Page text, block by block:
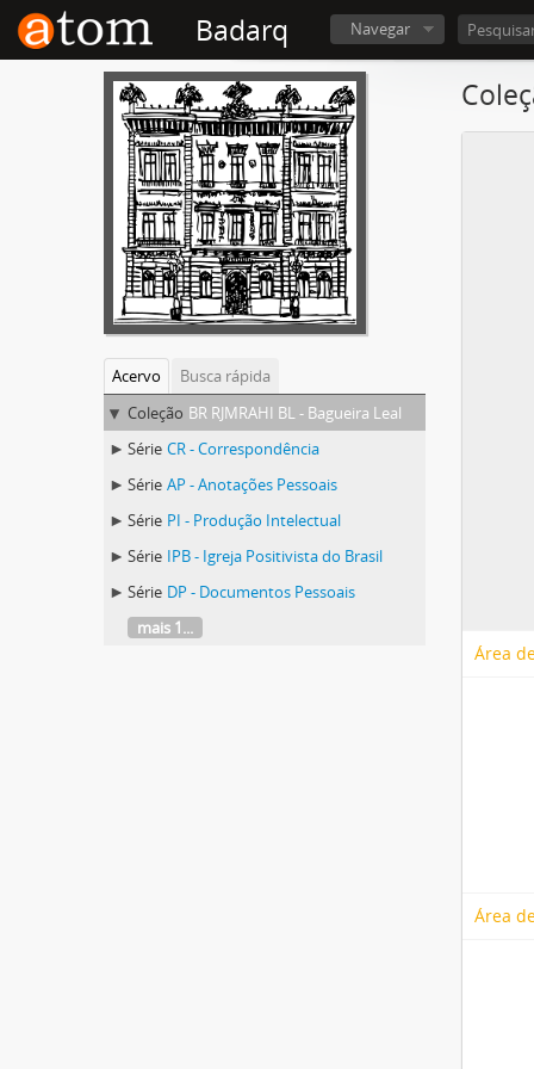
Badarq Navegar
Acervo
Busca rápida
Coleção BR RJMRAHI BL - Bagueira Leal
Série CR - Correspondência
Série AP - Anotações Pessoais
Série PI - Produção Intelectual
Série IPB - Igreja Positivista do Brasil
Série DP - Documentos Pessoais
mais 1...
Área
Área